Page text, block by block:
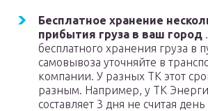
Бесплатное хранение
прибытия груза в ваш город
бесплатного хранения груза в
самовывоза уточняйте в
компании. У разных ТК этот
разным. Например, у ТК
составляет 3 дня не считая